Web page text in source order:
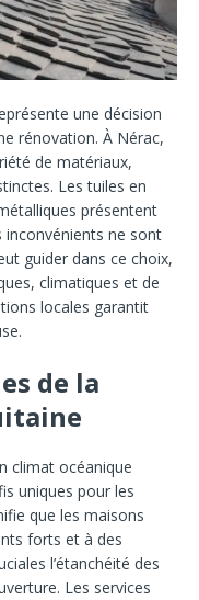
une décision
rénovation. À Nérac,
de matériaux,
Les tuiles en
présentent
inconvénients ne sont
guider dans ce choix,
climatiques et de
locales garantit
de la
climat océanique
uniques pour les
que les maisons
forts et à des
l’étanchéité des
Les services